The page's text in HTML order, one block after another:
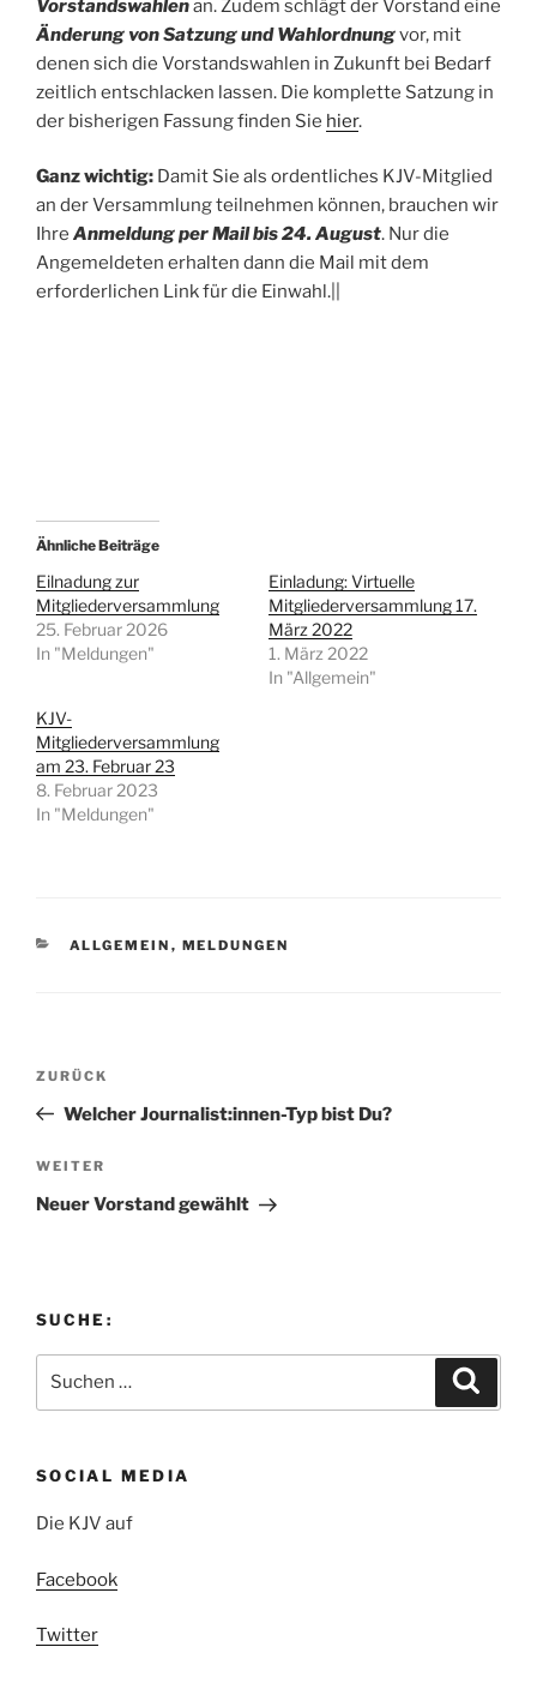
Vorstandswahlenan. Zudem schlägt der Vorstand eine
Änderung von Satzung und Wahlordnungvor, mit
denen sich die Vorstandswahlen in Zukunft bei Bedarf
zeitlich entschlacken lassen. Die komplette Satzung in
der bisherigen Fassung finden Sie hier.
Ganz wichtig: Damit Sie als ordentliches KJV-Mitglied
an der Versammlung teilnehmen können, brauchen wir
Ihre Anmeldung per Mail bis 24. August. Nur die
Angemeldeten erhalten dann die Mail mit dem
erforderlichen Link für die Einwahl.||
Ähnliche Beiträge
Eilnadung zur
Mitgliederversammlung
25. Februar 2026
In "Meldungen"
Einladung: Virtuelle
Mitgliederversammlung 17.
März 2022
1. März 2022
In "Allgemein"
KJV-
Mitgliederversammlung
am 23. Februar 23
8. Februar 2023
In "Meldungen"
KATEGORIEN
ALLGEMEIN , MELDUNGEN
Beitragsnavigation
Vorheriger
Beitrag
ZURÜCK
Welcher Journalist:innen-Typ bist Du?
Nächster
Beitrag
WEITER
Neuer Vorstand gewählt
SUCHE:
nach:
SOCIAL MEDIA
Die KJV auf
Facebook
Twitter